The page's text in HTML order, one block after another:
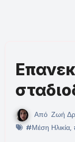
Από Ζωή
#Μέση Ηλικία,